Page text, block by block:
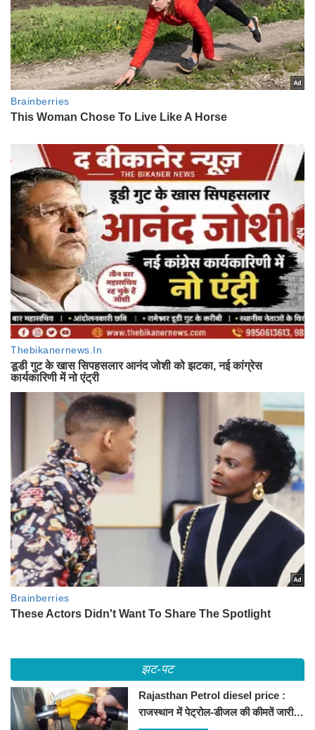
झट-पट
Rajasthan Petrol diesel price :
राजस्थान में पेट्रोल-डीजल की कीमतें जारी,